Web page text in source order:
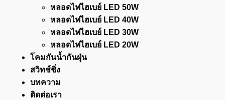
หลอดไฟไฮเบย์ LED 50W
หลอดไฟไฮเบย์ LED 40W
หลอดไฟไฮเบย์ LED 30W
หลอดไฟไฮเบย์ LED 20W
โคมกันน้ำกันฝุ่น
สวิทช์ชิ่ง
บทความ
ติดต่อเรา